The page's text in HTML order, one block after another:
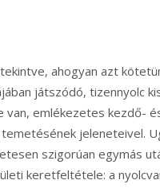
ahogyan azt
játszódó,
emlékezetes kezdő-
jeleneteivel.
szigorúan egymás
keretfeltétele: a